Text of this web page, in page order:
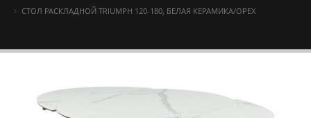
СТОЛ РАСКЛАДНОЙ TRIUMPH 120-180, БЕЛАЯ КЕРАМИКА/ОРЕХ